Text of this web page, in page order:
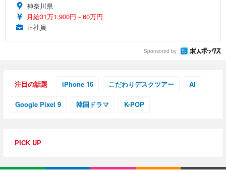
神奈川県
月給31万1,900円～60万円
正社員
Sponsored by
注目の話題 iPhone 16 こだわりデスクツアー AI
Google Pixel 9 韓国ドラマ K-POP
PICK UP